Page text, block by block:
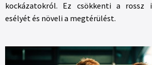
kockázatokról. Ez csökkenti a rossz
esélyét és növeli a megtérülést.